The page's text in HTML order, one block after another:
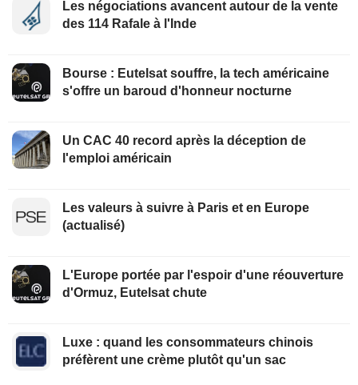
Les négociations avancent autour de la vente
des 114 Rafale à l'Inde
Bourse : Eutelsat souffre, la tech américaine
s'offre un baroud d'honneur nocturne
Un CAC 40 record après la déception de
l'emploi américain
Les valeurs à suivre à Paris et en Europe
(actualisé)
L'Europe portée par l'espoir d'une réouverture
d'Ormuz, Eutelsat chute
Luxe : quand les consommateurs chinois
préfèrent une crème plutôt qu'un sac